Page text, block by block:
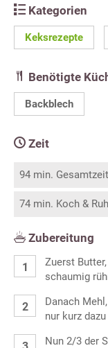
Kategorien
Keksrezepte
Benötigte
Backblech
Zeit
94 min. Gesamtzeit
74 min. Koch &
Zubereitung
Zuerst
schaumig
Danach
nur kurz
Nun 2/3 der